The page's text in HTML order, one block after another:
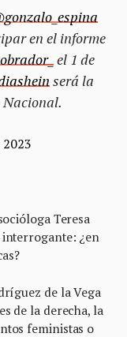
en el informe
el 1 de
será la
Nacional.
2023
Teresa
interrogante: ¿en
de la Vega
de la derecha, la
feministas o